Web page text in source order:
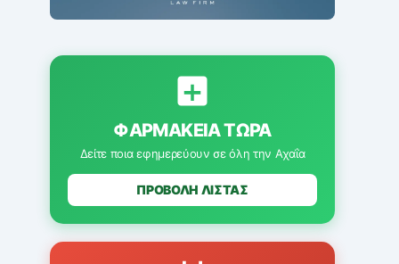
ΦΑΡΜΑΚΕΊΑ ΤΏΡΑ
Δείτε ποια εφημερεύουν σε όλη την Αχαΐα
ΠΡΟΒΟΛΗ ΛΙΣΤΑΣ